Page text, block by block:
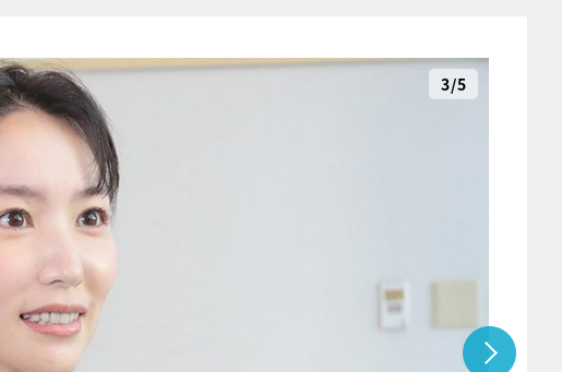
3/5
『アイ＝ラブ！げーみんぐ』＝LOV
E齋藤樹愛羅＆佐々木舞香SPインタ